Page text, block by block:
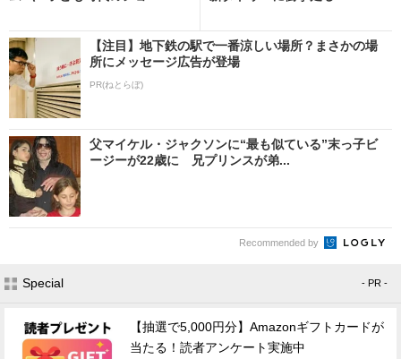
【注目】地下鉄の駅で一番涼しい場所？まさかの場
所にメッセージ広告が登場
PR(ねとらぼ)
父マイケル・ジャクソンに“最も似ている”末っ子ビ
ージーが22歳に 兄プリンスが弟...
Recommended by
Special - PR -
【抽選で5,000円分】Amazonギフトカードが
当たる！読者アンケート実施中